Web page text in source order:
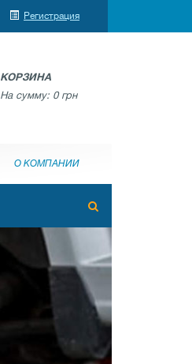
Регистрация
КОРЗИНА
На сумму: 0 грн
О КОМПАНИИ